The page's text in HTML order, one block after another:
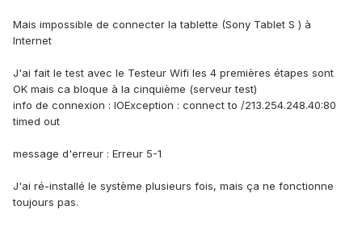
Mais impossible de connecter la tablette (Sony Tablet S ) à
Internet
J'ai fait le test avec le Testeur Wifi les 4 premières étapes sont
OK mais ca bloque à la cinquième (serveur test)
info de connexion : IOException : connect to /213.254.248.40:80
timed out
message d'erreur : Erreur 5-1
J'ai ré-installé le système plusieurs fois, mais ça ne fonctionne
toujours pas.